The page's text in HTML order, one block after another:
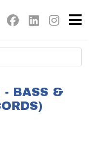
- BASS &